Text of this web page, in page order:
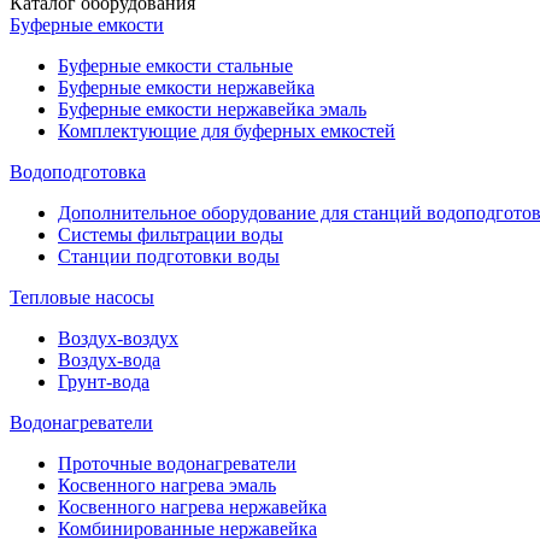
Буферные емкости
Буферные емкости стальные
Буферные емкости нержавейка
Буферные емкости нержавейка эмаль
Комплектующие для буферных емкостей
Водоподготовка
Дополнительное оборудование для станций
Системы фильтрации воды
Станции подготовки воды
Тепловые насосы
Воздух-воздух
Воздух-вода
Грунт-вода
Водонагреватели
Проточные водонагреватели
Косвенного нагрева эмаль
Косвенного нагрева нержавейка
Комбинированные нержавейка